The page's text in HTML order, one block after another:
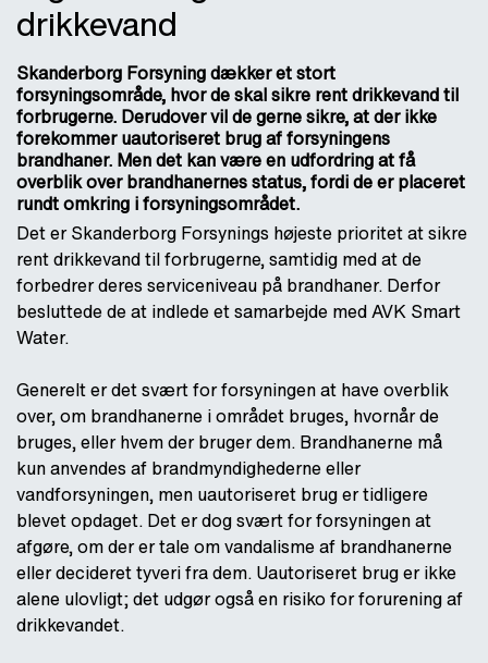
drikkevand
Skanderborg Forsyning dækker et stort
forsyningsområde, hvor de skal sikre rent drikkevand til
forbrugerne. Derudover vil de gerne sikre, at der ikke
forekommer uautoriseret brug af forsyningens
brandhaner. Men det kan være en udfordring at få
overblik over brandhanernes status, fordi de er placeret
rundt omkring i forsyningsområdet.
Det er Skanderborg Forsynings højeste prioritet at sikre
rent drikkevand til forbrugerne, samtidig med at de
forbedrer deres serviceniveau på brandhaner. Derfor
besluttede de at indlede et samarbejde med AVK Smart
Water.
Generelt er det svært for forsyningen at have overblik
over, om brandhanerne i området bruges, hvornår de
bruges, eller hvem der bruger dem. Brandhanerne må
kun anvendes af brandmyndighederne eller
vandforsyningen, men uautoriseret brug er tidligere
blevet opdaget. Det er dog svært for forsyningen at
afgøre, om der er tale om vandalisme af brandhanerne
eller decideret tyveri fra dem. Uautoriseret brug er ikke
alene ulovligt; det udgør også en risiko for forurening af
drikkevandet.